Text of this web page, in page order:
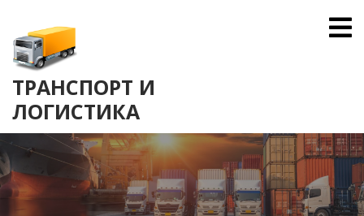
content
ТРАНСПОРТ И
ЛОГИСТИКА